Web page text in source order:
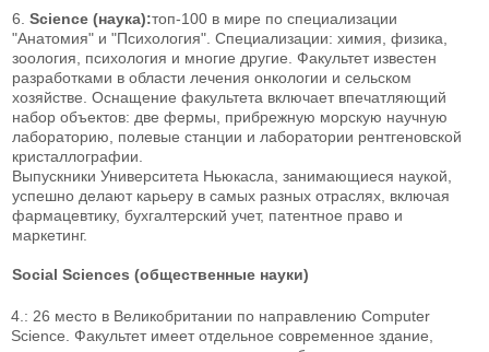
6. Science (наука):топ-100 в мире по специализации
"Анатомия" и "Психология". Специализации: химия, физика,
зоология, психология и многие другие. Факультет известен
разработками в области лечения онкологии и сельском
хозяйстве. Оснащение факультета включает впечатляющий
набор объектов: две фермы, прибрежную морскую научную
лабораторию, полевые станции и лаборатории рентгеновской
кристаллографии.
Выпускники Университета Ньюкасла, занимающиеся наукой,
успешно делают карьеру в самых разных отраслях, включая
фармацевтику, бухгалтерский учет, патентное право и
маркетинг.
Social Sciences (общественные науки)
4. : 26 место в Великобритании по направлению Computer
Science. Факультет имеет отдельное современное здание,